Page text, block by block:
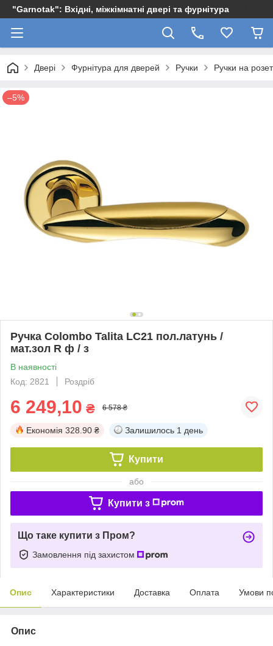
"Garnotak": Вхідні, міжкімнатні двері та фурнітура
Двері Фурнітура для дверей Ручки Ручки на
–5%
Ручка Colombo Talita LC21 пол.латунь /
мат.зол R ф / з
В наявності
Код: 2821
Роздріб
6 249,10 ₴ 6 578 ₴
Економія 328.90 ₴ Залишилось 1 день
Купити
або
Купити з
Що таке купити з Пром?
Замовлення під захистом
Опис Характеристики Доставка Оплата Умови
Опис